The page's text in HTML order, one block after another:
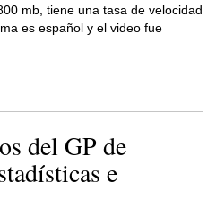
mb, tiene una tasa de velocidad
es español y el video fue
del GP de
e